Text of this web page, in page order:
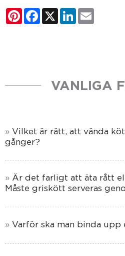
PinterestFacebook
X LinkedIn
VANLIGA
Vilket är rätt, att vända
gånger?
Är det farligt att äta rått
Måste griskött serveras
Varför ska man binda upp